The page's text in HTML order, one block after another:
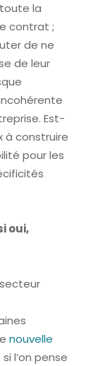
la
contrat ;
de ne
de leur
Est-
à construire
pour les
oui,
nouvelle
l’on pense